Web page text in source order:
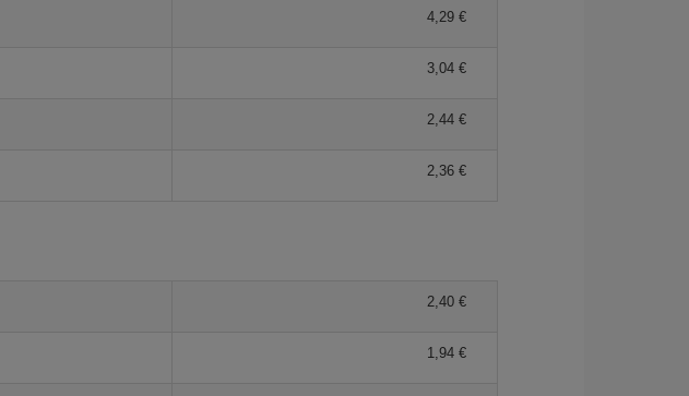
4,29 €
3,04 €
2,44 €
2,36 €
2,40 €
1,94 €